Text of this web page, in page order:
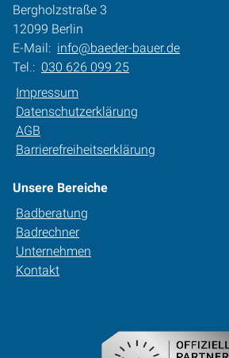
Bergholzstraße 3
12099 Berlin
E-Mail: info@baeder-bauer.de
Tel.: 030 626 099 25
Impressum
Datenschutzerklärung
AGB
Barrierefreiheitserklärung
Unsere Bereiche
Badberatung
Badrechner
Unternehmen
Kontakt